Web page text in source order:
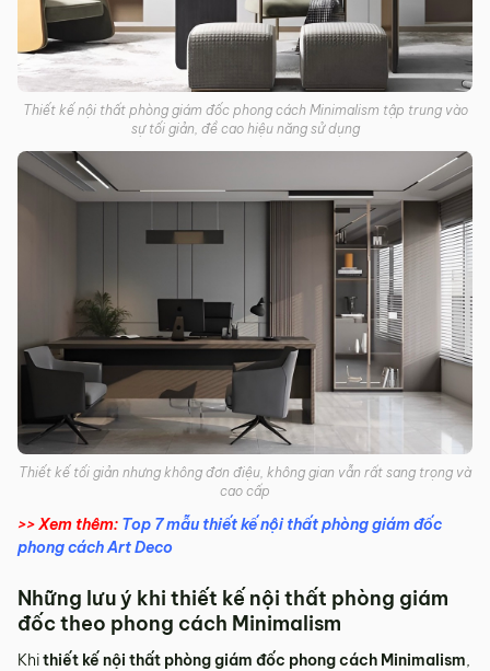
Thiết kế nội thất phòng giám đốc phong cách Minimalism tập trung vào
sự tối giản, đề cao hiệu năng sử dụng
Thiết kế tối giản nhưng không đơn điệu, không gian vẫn rất sang trọng và
cao cấp
>> Xem thêm: Top 7 mẫu thiết kế nội thất phòng giám đốc
phong cách Art Deco
Những lưu ý khi thiết kế nội thất phòng giám
đốc theo phong cách Minimalism
Khithiết kế nội thất phòng giám đốc phong cách Minimalism,